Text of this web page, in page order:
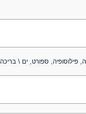
פילוסופיה, ספורט, ים \ בריכה